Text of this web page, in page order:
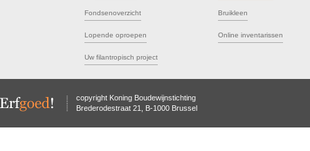
Fondsenoverzicht
Lopende oproepen
Uw filantropisch project
Bruikleen
Online inventarissen
copyright Koning Boudewijnstichting
Brederodestraat 21, B-1000 Brussel